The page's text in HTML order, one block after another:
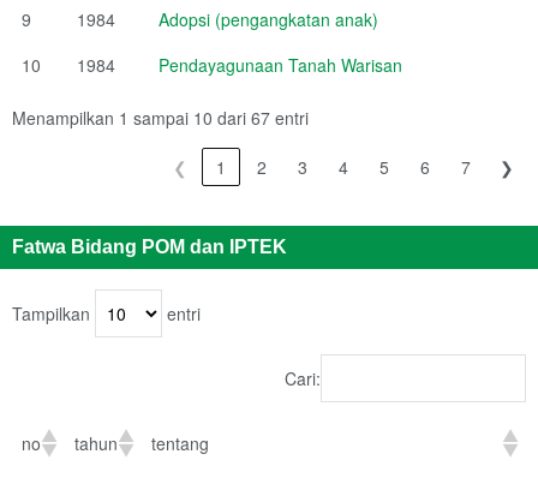
9
1984
Adopsi (pengangkatan anak)
10
1984 Pendayagunaan Tanah Warisan
Menampilkan 1 sampai 10 dari 67 entri
❮ 1 2 3 4 5 6 7 ❯
Fatwa Bidang POM dan IPTEK
Tampilkan entri
Cari:
no tahun
tentang